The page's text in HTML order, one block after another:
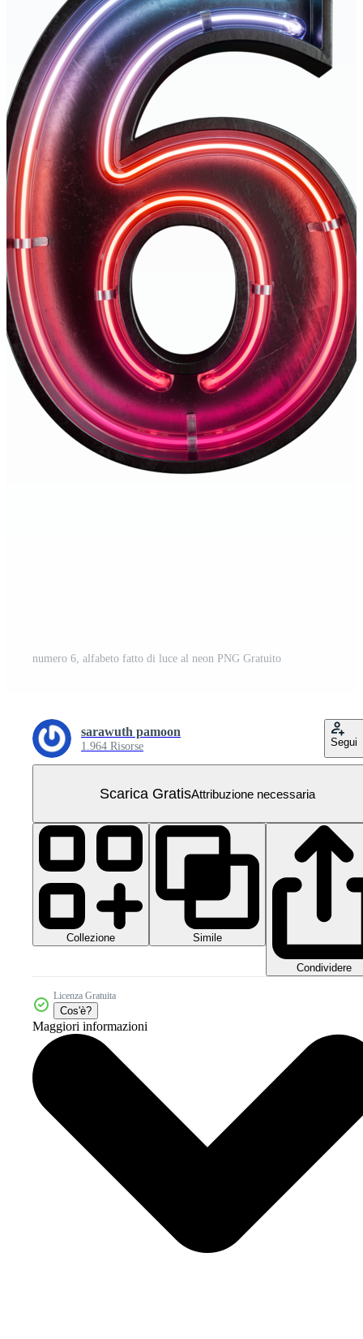
numero 6, alfabeto fatto di luce al neon PNG Gratuito
sarawuth pamoon
1.964 Risorse Segui
Scarica GratisAttribuzione necessaria
Collezione Simile
Condividere
Licenza Gratuita
Cos'è?
Maggiori informazioni